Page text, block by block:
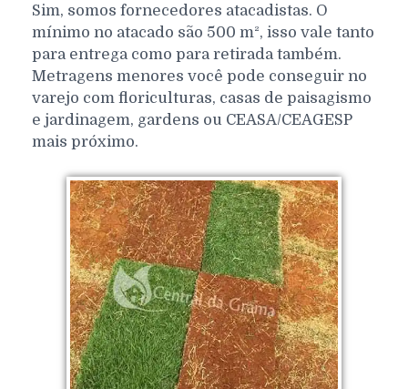
Sim, somos fornecedores atacadistas. O
mínimo no atacado são 500 m², isso vale tanto
para entrega como para retirada também.
Metragens menores você pode conseguir no
varejo com floriculturas, casas de paisagismo
e jardinagem, gardens ou CEASA/CEAGESP
mais próximo.